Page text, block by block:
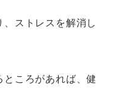
ストレスを解消し
ころがあれば、健